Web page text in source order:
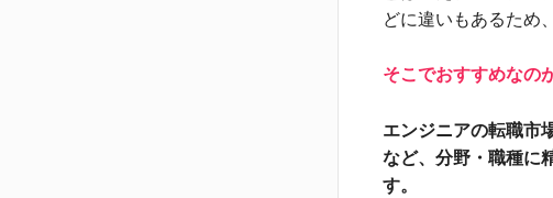
どに違いもあるため
そこでおすすめなの
エンジニアの転職市
など、分野・職種に
す。